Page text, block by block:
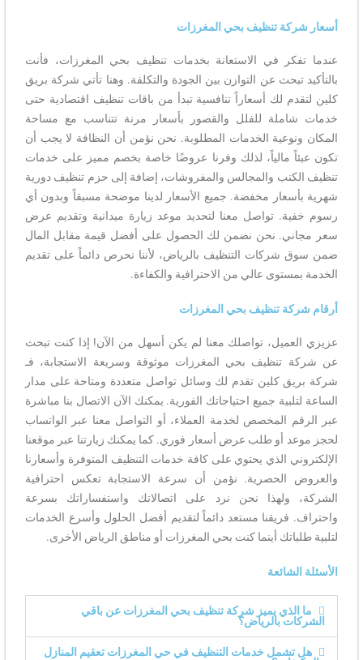
أسعار شركة تنظيف بحي المغرزات
عندما تفكر في الاستعانة بخدمات تنظيف بحي المغرزات، فأنت
بالتأكيد تبحث عن التوازن بين الجودة والتكلفة. وهنا تأتي شركة بريق
كلين لتقدم لك أسعاراً تنافسية تبدأ من باقات تنظيف اقتصادية حتى
خدمات شاملة للفلل والقصور بأسعار مرنة تتناسب مع مساحة
المكان ونوعية الخدمات المطلوبة. نحن نؤمن أن النظافة لا يجب أن
تكون عبئاً مالياً، لذلك وفرنا عروضًا خاصة بخصم مميز على خدمات
تنظيف الكنب والمجالس والمفروشات، إضافة إلى حزم تنظيف دورية
شهرية بأسعار مخفضة. جميع الأسعار لدينا موضحة مسبقاً وبدون أي
رسوم خفية. تواصل معنا لتحديد موعد زيارة ميدانية وتقديم عرض
سعر مجاني. نحن نضمن لك الحصول على أفضل قيمة مقابل المال
ضمن سوق شركات التنظيف بالرياض، لأننا نحرص دائماً على تقديم
الخدمة بمستوى عالي من الاحترافية والكفاءة.
أرقام شركة تنظيف بحي المغرزات
عزيزي العميل، تواصلك معنا لم يكن أسهل من الآن! إذا كنت تبحث
عن شركة تنظيف بحي المغرزات موثوقة وسريعة الاستجابة، فـ
شركة بريق كلين تقدم لك وسائل تواصل متعددة ومتاحة على مدار
الساعة لتلبية جميع احتياجاتك الفورية. يمكنك الآن الاتصال بنا مباشرة
عبر الرقم المخصص لخدمة العملاء، أو التواصل معنا عبر الواتساب
لحجز موعد أو طلب عرض أسعار فوري. كما يمكنك زيارتنا عبر موقعنا
الإلكتروني الذي يحتوي على كافة خدمات التنظيف المتوفرة وأسعارنا
والعروض الحصرية. نؤمن أن سرعة الاستجابة تعكس احترافية
الشركة، ولهذا نحن نرد على اتصالاتك واستفساراتك بسرعة
واحتراف. فريقنا مستعد دائماً لتقديم أفضل الحلول وأسرع الخدمات
لتلبية طلباتك أينما كنت بحي المغرزات أو مناطق الرياض الأخرى.
الأسئلة الشائعة
ما الذي يميز شركة تنظيف بحي المغرزات عن باقي
الشركات بالرياض؟
هل تشمل خدمات التنظيف في حي المغرزات تعقيم المنازل